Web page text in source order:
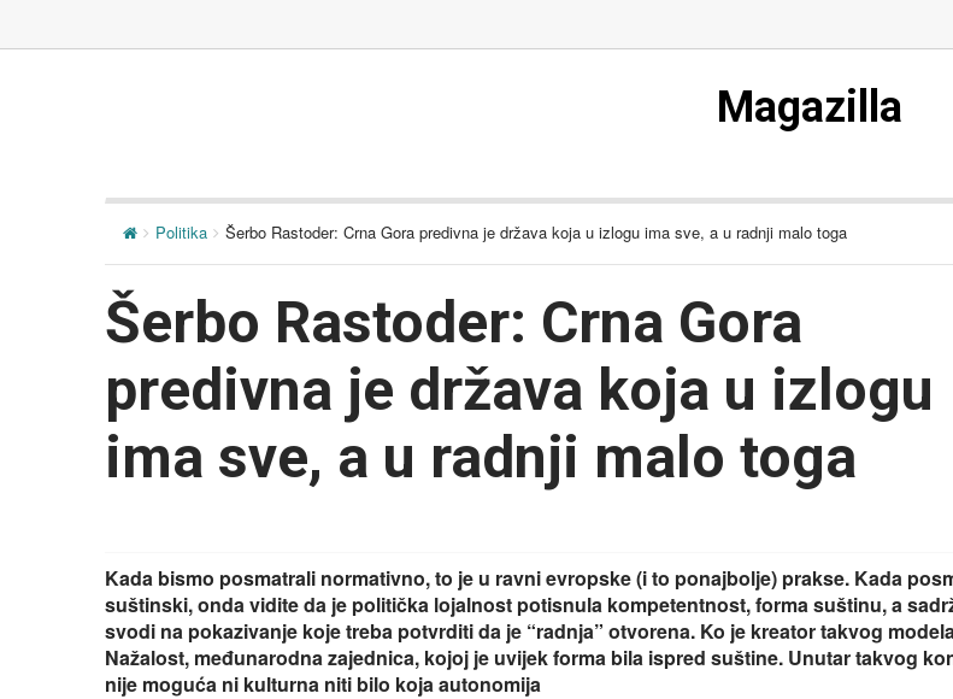
Magazilla
Politika Šerbo Rastoder: Crna Gora predivna je država koja u izlogu ima sve, a u radnji malo toga
Šerbo Rastoder: Crna Gora
predivna je država koja u izlogu
ima sve, a u radnji malo toga
Kada bismo posmatrali normativno, to je u ravni evropske (i to ponajbolje) prakse. Kada
suštinski, onda vidite da je politička lojalnost potisnula kompetentnost, forma suštinu, a
svodi na pokazivanje koje treba potvrditi da je “radnja” otvorena. Ko je kreator takvog
Nažalost, međunarodna zajednica, kojoj je uvijek forma bila ispred suštine. Unutar takvog
nije moguća ni kulturna niti bilo koja autonomija